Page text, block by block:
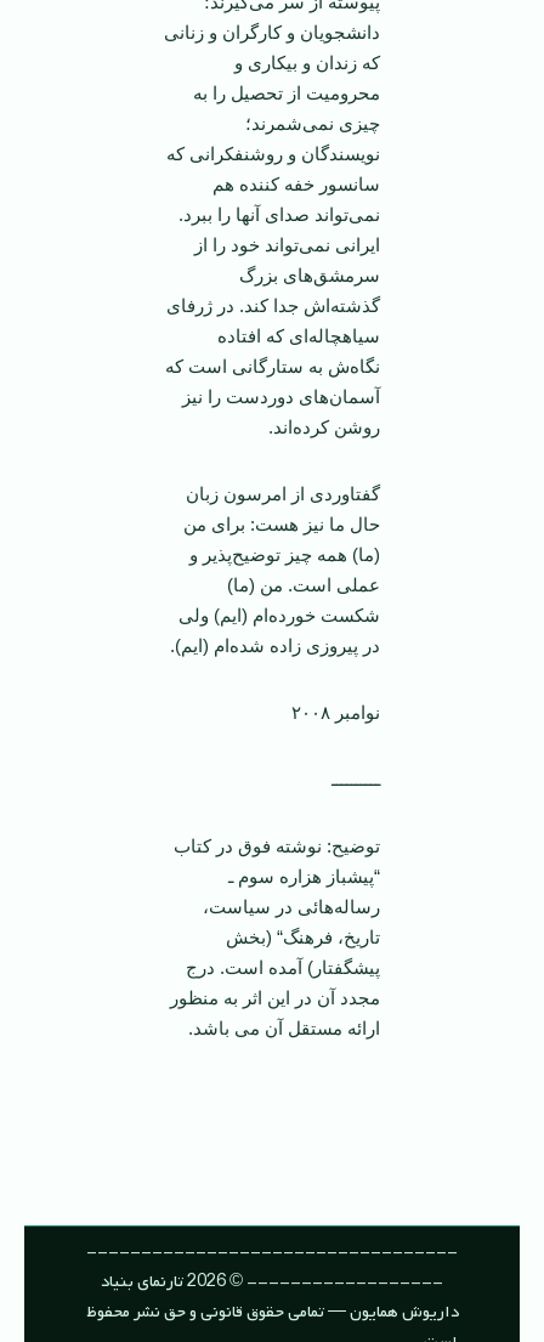
دانشجویان و کارگران و زنانی
که زندان و بیکاری و
محرومیت از تحصیل را به
چیزی نمی‌شمرند؛
نویسندگان و روشنفکرانی که
سانسور خفه کننده هم
نمی‌تواند صدای آنها را ببرد.
ایرانی نمی‌تواند خود را از
سرمشق‌های بزرگ
گذشته‌اش جدا کند. در ژرفای
سیاهچاله‌ای که افتاده
نگاه‌ش به ستارگانی است که
آسمان‌های دوردست را نیز
روشن کرده‌اند.
گفتاوردی از امرسون زبان
حال ما نیز هست: برای من
(ما) همه چیز توضیح‌پذیر و
عملی است. من (ما)
شکست خورده‌ام (ایم) ولی
در پیروزی زاده شده‌ام (ایم).
نوامبر ٢٠٠٨
ــــــــــ
توضیح: نوشته فوق در کتاب
“پیشباز هزاره سوم ـ
رساله‌هائی در سیاست،
تاریخ، فرهنگ“ (بخش
پیشگفتار) آمده است. درج
مجدد آن در این اثر به منظور
ارائه مستقل آن می باشد.
----------------------------------
------------------ © 2026 تارنمای بنیاد
داریوش همایون — تمامی حقوق قانونی و حق نشر محفوظ